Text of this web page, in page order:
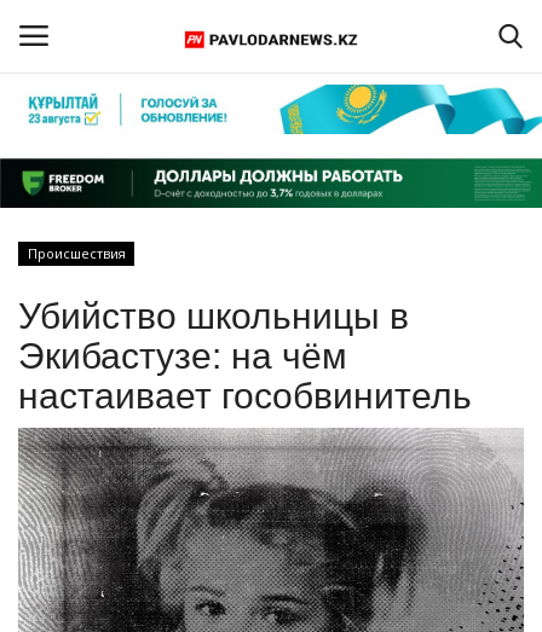
Регистрация
Главная
ПАВЛОДАРСКАЯ ОБЛАСТЬ
КАЗАХСТАН
МИР
СПЕЦПРОЕКТЫ
СПОРТ
Происшествия
Убийство школьницы в
Экибастузе: на чём
настаивает гособвинитель